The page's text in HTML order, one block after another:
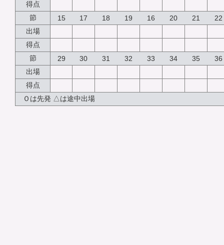
得点
節
15 17 18 19 16 20 21 22
出場
得点
節
29 30 31 32 33 34 35 36
出場
得点
Ｏは先発 △は途中出場